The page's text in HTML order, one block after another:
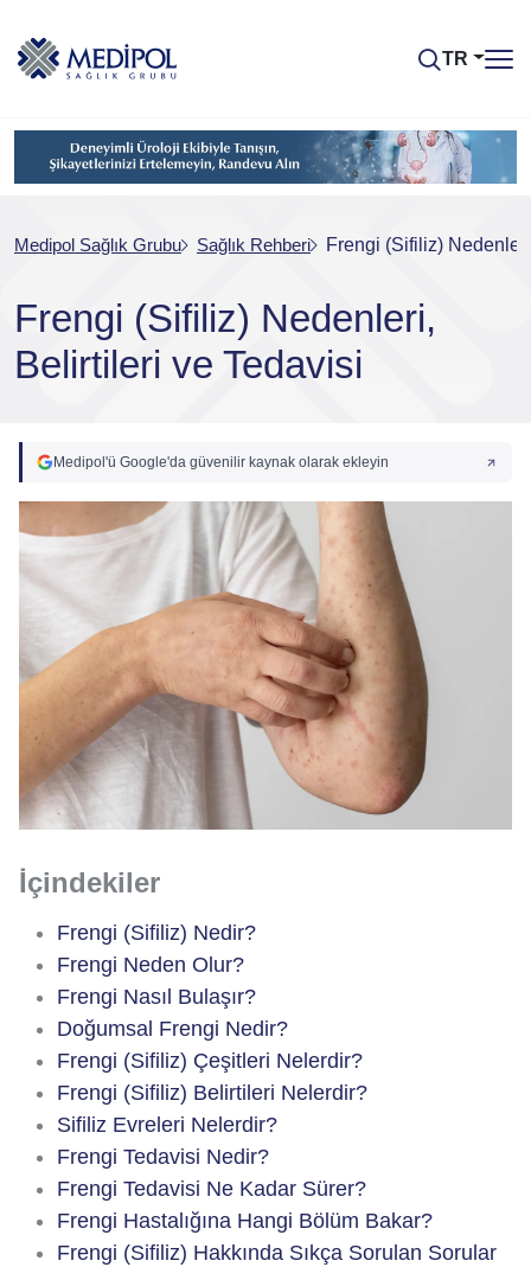
TR
Medipol Sağlık Grubu Sağlık Rehberi Frengi (Sifiliz)
Frengi (Sifiliz) Nedenleri,
Belirtileri ve Tedavisi
Medipol'ü Google'da güvenilir kaynak olarak ekleyin
İçindekiler
Frengi (Sifiliz) Nedir?
Frengi Neden Olur?
Frengi Nasıl Bulaşır?
Doğumsal Frengi Nedir?
Frengi (Sifiliz) Çeşitleri Nelerdir?
Frengi (Sifiliz) Belirtileri Nelerdir?
Sifiliz Evreleri Nelerdir?
Frengi Tedavisi Nedir?
Frengi Tedavisi Ne Kadar Sürer?
Frengi Hastalığına Hangi Bölüm Bakar?
Frengi (Sifiliz) Hakkında Sıkça Sorulan Sorular